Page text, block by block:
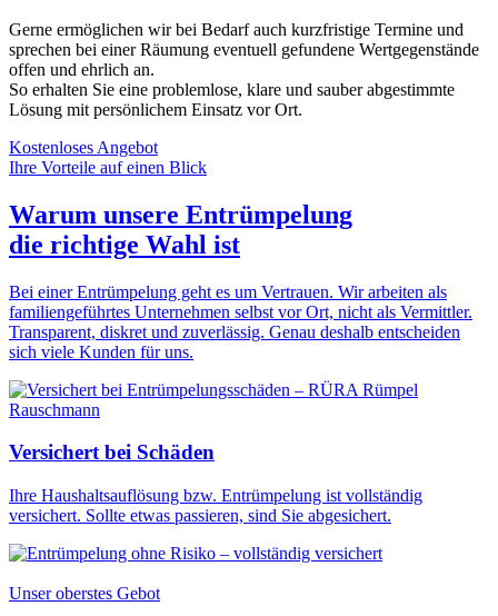
Gerne ermöglichen wir bei Bedarf auch kurzfristige Termine und
sprechen bei einer Räumung eventuell gefundene Wertgegenstände
offen und ehrlich an.
So erhalten Sie eine problemlose, klare und sauber abgestimmte
Lösung mit persönlichem Einsatz vor Ort.
Kostenloses Angebot
Ihre Vorteile auf einen Blick
Warum unsere Entrümpelung
die richtige Wahl ist
Bei einer Entrümpelung geht es um Vertrauen. Wir arbeiten als
familiengeführtes Unternehmen selbst vor Ort, nicht als Vermittler.
Transparent, diskret und zuverlässig. Genau deshalb entscheiden
sich viele Kunden für uns.
Versichert bei Schäden
Ihre Haushaltsauflösung bzw. Entrümpelung ist vollständig
versichert. Sollte etwas passieren, sind Sie abgesichert.
Unser oberstes Gebot